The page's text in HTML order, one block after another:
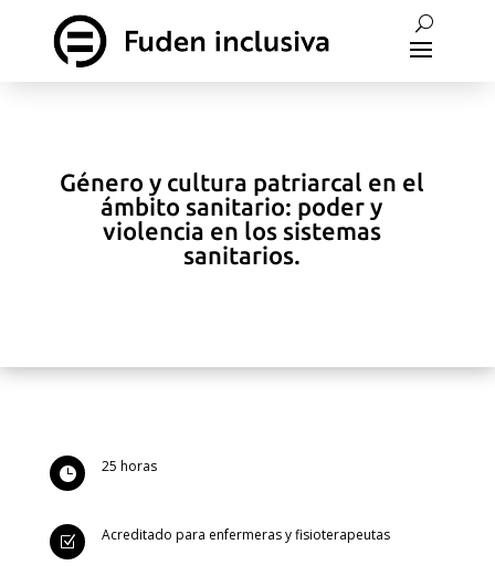
Género y cultura patriarcal en el
ámbito sanitario: poder y
violencia en los sistemas
sanitarios.
 25 horas
Z Acreditado para enfermeras y fisioterapeutas